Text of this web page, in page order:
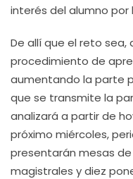
interés del alumno por
De allí que el reto sea,
procedimiento de
aumentando la parte
que se transmite la
analizará a partir de
próximo miércoles,
presentarán mesas
magistrales y diez